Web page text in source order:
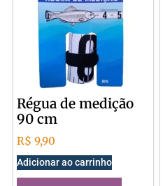
Régua de medição
90 cm
R$ 9,90
Adicionar ao carrinho